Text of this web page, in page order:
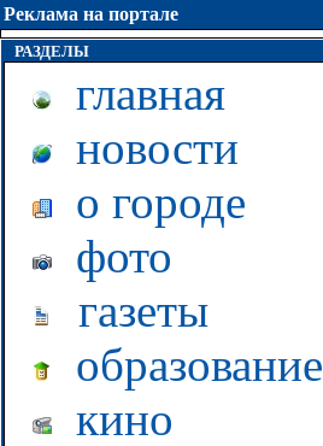
Реклама на портале
РАЗДЕЛЫ
главная
новости
о городе
фото
газеты
образование
кино